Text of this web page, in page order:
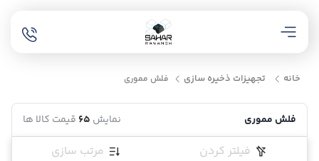
خانه تجهیزات ذخیره سازی فلش مموری
فلش مموری نمایش 65 قیمت کالا ها
فیلتر کردن مرتب سازی